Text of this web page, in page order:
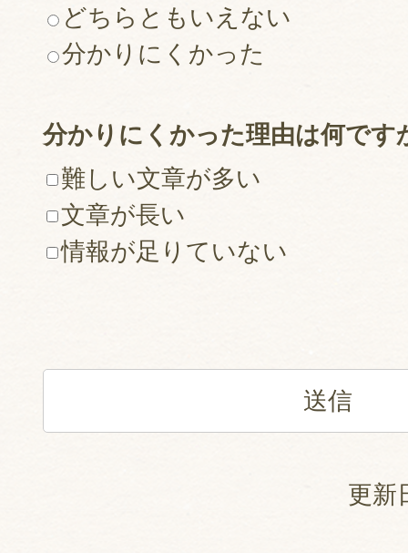
どちらともいえない
分かりにくかった
分かりにくかった理由は何です
難しい文章が多い
文章が長い
情報が足りていない
更新